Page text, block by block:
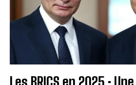
Les BRICS en 2025 :